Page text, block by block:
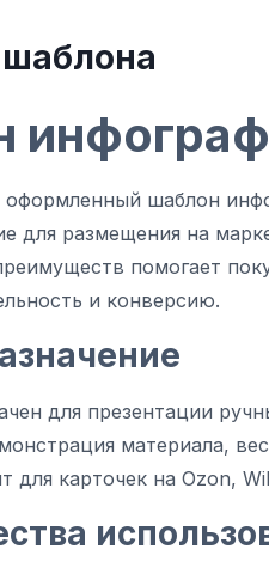
шаблон
для размещения на
помогает
и конверсию.
для презентации
материала,
для карточек на Ozon,